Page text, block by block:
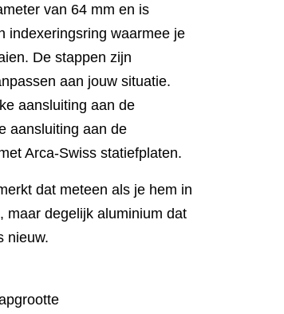
van 64 mm en is
indexeringsring waarmee je
De stappen zijn
aan jouw situatie.
aansluiting aan de
aansluiting aan de
Arca-Swiss statiefplaten.
dat meteen als je hem in
maar degelijk aluminium dat
nieuw.